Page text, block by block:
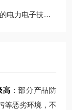
技术和控制策略
高 ：部分产品防
等恶劣环境，不